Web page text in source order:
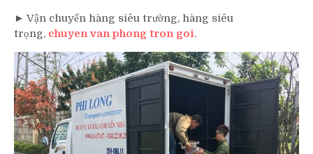
► Vận chuyển hàng siêu trường, hàng siêu
trọng, chuyen van phong tron goi.